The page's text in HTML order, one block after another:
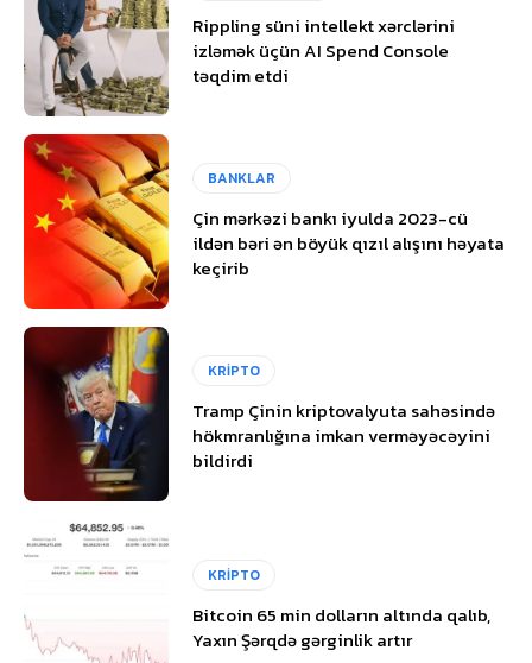
Rippling süni intellekt xərclərini
izləmək üçün AI Spend Console
təqdim etdi
BANKLAR
Çin mərkəzi bankı iyulda 2023-cü
ildən bəri ən böyük qızıl alışını həyata
keçirib
KRİPTO
Tramp Çinin kriptovalyuta sahəsində
hökmranlığına imkan verməyəcəyini
bildirdi
KRİPTO
Bitcoin 65 min dolların altında qalıb,
Yaxın Şərqdə gərginlik artır